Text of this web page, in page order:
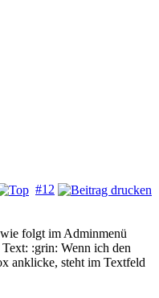
#12
folgt im Adminmenü
:grin: Wenn ich den
anklicke, steht im Textfeld